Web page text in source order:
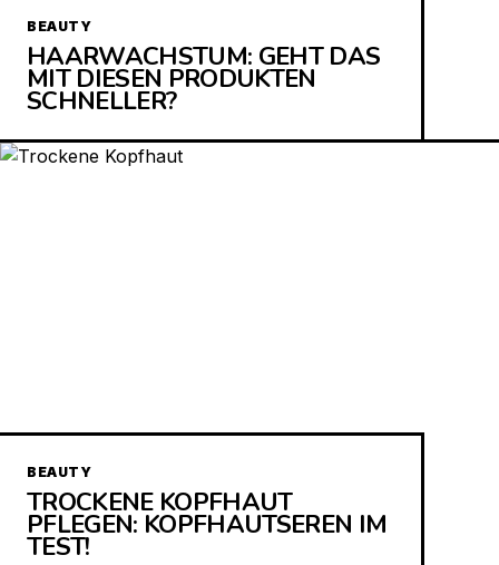
BEAUTY
HAARWACHSTUM: GEHT DAS
MIT DIESEN PRODUKTEN
SCHNELLER?
BEAUTY
TROCKENE KOPFHAUT
PFLEGEN: KOPFHAUTSEREN IM
TEST!